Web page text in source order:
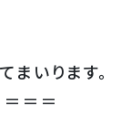
いります。
＝＝